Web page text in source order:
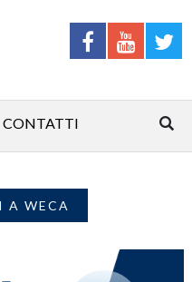
CONTATTI
A WECA